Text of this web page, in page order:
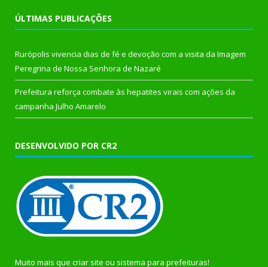
ÚLTIMAS PUBLICAÇÕES
Rurópolis vivencia dias de fé e devoção com a visita da Imagem
Peregrina de Nossa Senhora de Nazaré
Prefeitura reforça combate às hepatites virais com ações da
campanha Julho Amarelo
DESENVOLVIDO POR CR2
Muito mais que criar site ou sistema para prefeituras!